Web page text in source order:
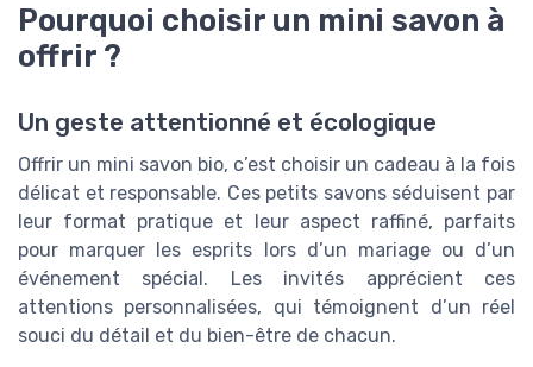
Pourquoi choisir un mini savon à
offrir ?
Un geste attentionné et écologique
Offrir un mini savon bio, c’est choisir un cadeau à la fois
délicat et responsable. Ces petits savons séduisent par
leur format pratique et leur aspect raffiné, parfaits
pour marquer les esprits lors d’un mariage ou d’un
événement spécial. Les invités apprécient ces
attentions personnalisées, qui témoignent d’un réel
souci du détail et du bien-être de chacun.